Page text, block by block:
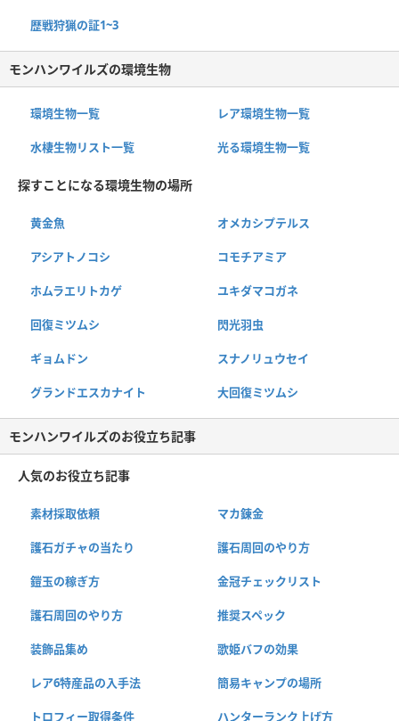
歴戦狩猟の証1~3
モンハンワイルズの環境生物
環境生物一覧 レア環境生物一覧
水棲生物リスト一覧 光る環境生物一覧
探すことになる環境生物の場所
黄金魚 オメカシプテルス
アシアトノコシ コモチアミア
ホムラエリトカゲ ユキダマコガネ
回復ミツムシ 閃光羽虫
ギョムドン スナノリュウセイ
グランドエスカナイト 大回復ミツムシ
モンハンワイルズのお役立ち記事
人気のお役立ち記事
素材採取依頼 マカ錬金
護石ガチャの当たり 護石周回のやり方
鎧玉の稼ぎ方 金冠チェックリスト
護石周回のやり方 推奨スペック
装飾品集め 歌姫バフの効果
レア6特産品の入手法 簡易キャンプの場所
トロフィー取得条件 ハンターランク上げ方